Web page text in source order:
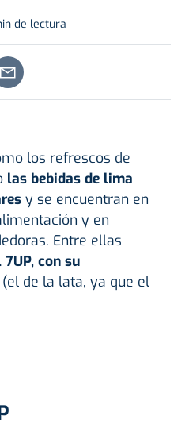
de lectura
los refrescos de
las bebidas de lima
y se encuentran en
y en
Entre ellas
7UP, con su
(el de la lata, ya que el